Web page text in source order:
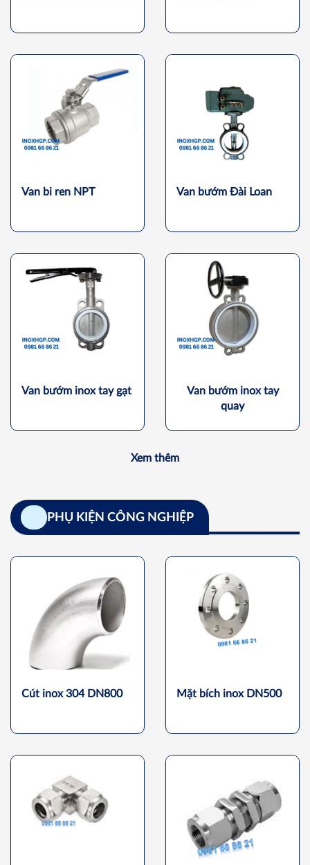
Van bi ren NPT Van bướm Đài Loan
Van bướm inox tay gạt
Van bướm inox tay
quay
Xem thêm
PHỤ KIỆN CÔNG NGHIỆP
Cút inox 304 DN800 Mặt bích inox DN500